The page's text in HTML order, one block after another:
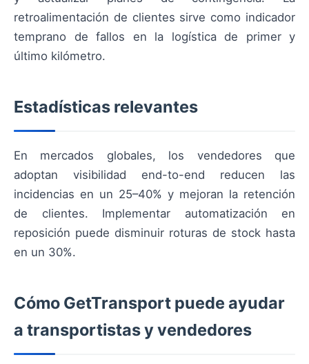
retroalimentación de clientes sirve como indicador
temprano de fallos en la logística de primer y
último kilómetro.
Estadísticas relevantes
En mercados globales, los vendedores que
adoptan visibilidad end-to-end reducen las
incidencias en un 25–40% y mejoran la retención
de clientes. Implementar automatización en
reposición puede disminuir roturas de stock hasta
en un 30%.
Cómo GetTransport puede ayudar
a transportistas y vendedores